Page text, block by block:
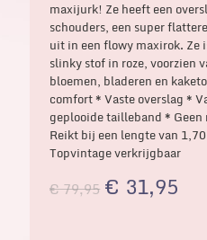
maxijurk! Ze heeft een
schouders, een super
uit in een flowy maxirok. Ze
slinky stof in roze, voorzien
bloemen, bladeren en
comfort * Vaste overslag *
geplooide tailleband *
Reikt bij een lengte van
Topvintage verkrijgbaar
€79,95 € 31,95